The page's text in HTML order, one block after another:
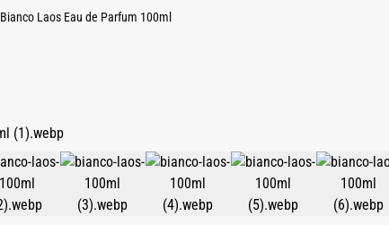
Bianco Laos Eau de Parfum 100ml